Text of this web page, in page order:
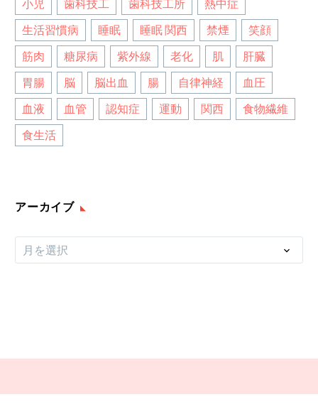
小児
歯科技工 歯科技工所
熱中症
生活習慣病
睡眠 睡眠 関西 禁煙
笑顔
筋肉
糖尿病 紫外線 老化 肌
肝臓
胃腸
脳 脳出血 腸 自律神経
血圧
血液
血管 認知症 運動 関西
食物繊維
食生活
アーカイブ
ー
月を選択